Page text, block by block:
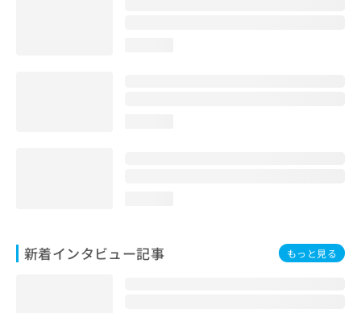
新着インタビュー記事 もっと見る